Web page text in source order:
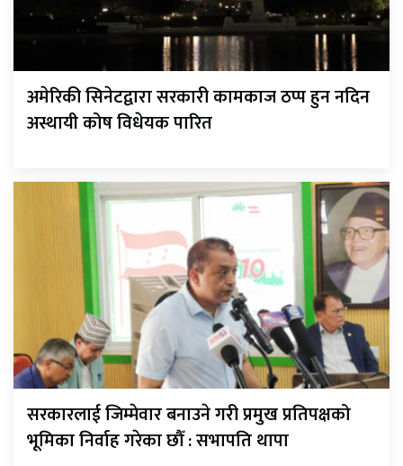
अमेरिकी सिनेटद्वारा सरकारी कामकाज ठप्प हुन नदिन
अस्थायी कोष विधेयक पारित
सरकारलाई जिम्मेवार बनाउने गरी प्रमुख प्रतिपक्षको
भूमिका निर्वाह गरेका छौँ : सभापति थापा